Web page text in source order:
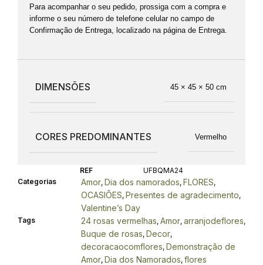
Para acompanhar o seu pedido, prossiga com a compra e
informe o seu número de telefone celular no campo de
Confirmação de Entrega, localizado na página de Entrega.
DIMENSÕES 45 × 45 × 50 cm
CORES PREDOMINANTES Vermelho
REF
UFBQMA24
Categorias
Amor, Dia dos namorados, FLORES,
OCASIÕES, Presentes de agradecimento,
Valentine’s Day
Tags 24 rosas vermelhas, Amor, arranjodeflores,
Buque de rosas, Decor,
decoracaocomflores, Demonstração de
Amor, Dia dos Namorados, flores